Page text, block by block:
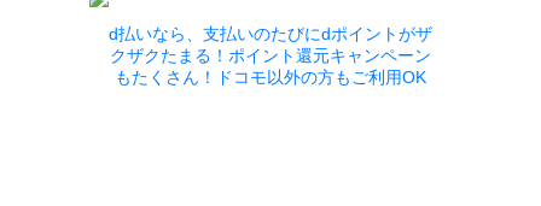
d払いなら、支払いのたびにdポイントがザ
クザクたまる！ポイント還元キャンペーン
もたくさん！ドコモ以外の方もご利用OK